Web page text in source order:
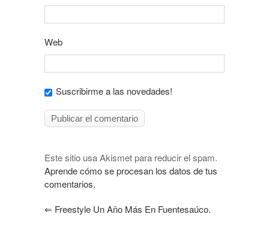
Web
Suscribirme a las novedades!
Este sitio usa Akismet para reducir el spam.
Aprende cómo se procesan los datos de tus
comentarios.
⇐ Freestyle Un Año Más En Fuentesaúco.